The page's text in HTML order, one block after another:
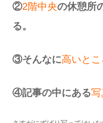
②2階中央の休憩所
る。
③そんなに高いと
④記事の中にある写